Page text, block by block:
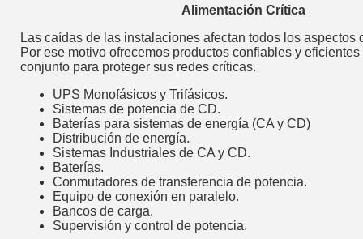
Alimentación Crítica
Las caídas de las instalaciones afectan todos los aspectos
Por ese motivo ofrecemos productos confiables y
conjunto para proteger sus redes críticas.
UPS Monofásicos y Trifásicos.
Sistemas de potencia de CD.
Baterías para sistemas de energía (CA y CD)
Distribución de energía.
Sistemas Industriales de CA y CD.
Baterías.
Conmutadores de transferencia de potencia.
Equipo de conexión en paralelo.
Bancos de carga.
Supervisión y control de potencia.